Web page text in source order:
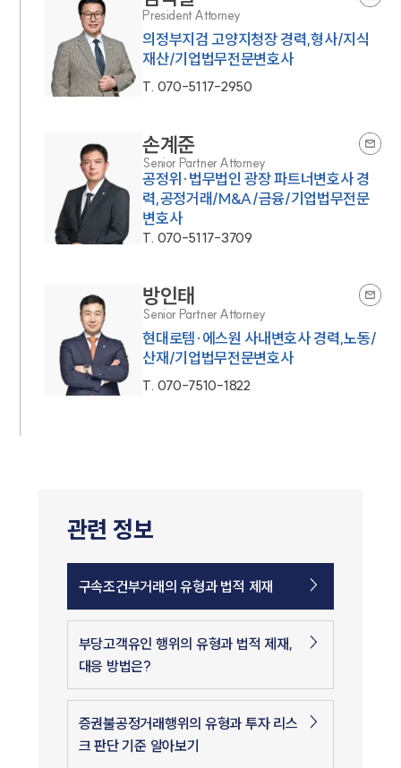
President Attorney
의정부지검 고양지청장 경력,형사/지식
재산/기업법무전문변호사
T. 070-5117-2950
손계준
Senior Partner Attorney
공정위·법무법인 광장 파트너변호사 경
력,공정거래/M&A/금융/기업법무전문
변호사
T. 070-5117-3709
방인태
Senior Partner Attorney
현대로템·에스원 사내변호사 경력,노동/
산재/기업법무전문변호사
T. 070-7510-1822
관련 정보
구속조건부거래의 유형과 법적 제재
부당고객유인 행위의 유형과 법적 제재,
대응 방법은?
증권불공정거래행위의 유형과 투자 리스
크 판단 기준 알아보기